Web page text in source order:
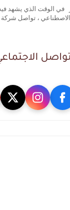
الوقت الذي يشهد فيه
الاصطناعي ، تواصل شركة